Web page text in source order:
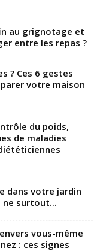
au grignotage et
entre les repas ?
? Ces 6 gestes
votre maison
du poids,
de maladies
dans votre jardin
ne surtout...
vous-même
: ces signes